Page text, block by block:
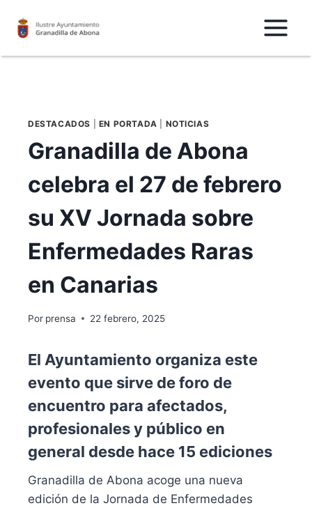
DESTACADOS EN PORTADA NOTICIAS
Granadilla de Abona
celebra el 27 de febrero
su XV Jornada sobre
Enfermedades Raras
en Canarias
Por prensa 22 febrero, 2025
El Ayuntamiento organiza este
evento que sirve de foro de
encuentro para afectados,
profesionales y público en
general desde hace 15 ediciones
Granadilla de Abona acoge una nueva
edición de la Jornada de Enfermedades